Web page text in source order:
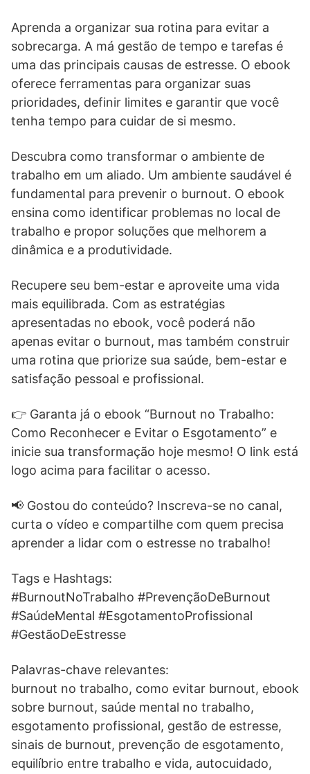
Aprenda a organizar sua rotina para evitar a
sobrecarga. A má gestão de tempo e tarefas é
uma das principais causas de estresse. O ebook
oferece ferramentas para organizar suas
prioridades, definir limites e garantir que você
tenha tempo para cuidar de si mesmo.
Descubra como transformar o ambiente de
trabalho em um aliado. Um ambiente saudável é
fundamental para prevenir o burnout. O ebook
ensina como identificar problemas no local de
trabalho e propor soluções que melhorem a
dinâmica e a produtividade.
Recupere seu bem-estar e aproveite uma vida
mais equilibrada. Com as estratégias
apresentadas no ebook, você poderá não
apenas evitar o burnout, mas também construir
uma rotina que priorize sua saúde, bem-estar e
satisfação pessoal e profissional.
👉 Garanta já o ebook “Burnout no Trabalho:
Como Reconhecer e Evitar o Esgotamento” e
inicie sua transformação hoje mesmo! O link está
logo acima para facilitar o acesso.
📢 Gostou do conteúdo? Inscreva-se no canal,
curta o vídeo e compartilhe com quem precisa
aprender a lidar com o estresse no trabalho!
Tags e Hashtags:
#BurnoutNoTrabalho #PrevençãoDeBurnout
#SaúdeMental #EsgotamentoProfissional
#GestãoDeEstresse
Palavras-chave relevantes:
burnout no trabalho, como evitar burnout, ebook
sobre burnout, saúde mental no trabalho,
esgotamento profissional, gestão de estresse,
sinais de burnout, prevenção de esgotamento,
equilíbrio entre trabalho e vida, autocuidado,